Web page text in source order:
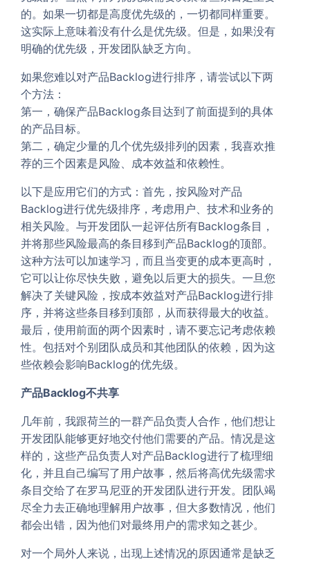
的。如果一切都是高度优先级的，一切都同样重要。
这实际上意味着没有什么是优先级。但是，如果没有
明确的优先级，开发团队缺乏方向。
如果您难以对产品Backlog进行排序，请尝试以下两
个方法：
第一，确保产品Backlog条目达到了前面提到的具体
的产品目标。
第二，确定少量的几个优先级排列的因素，我喜欢推
荐的三个因素是风险、成本效益和依赖性。
以下是应用它们的方式：首先，按风险对产品
Backlog进行优先级排序，考虑用户、技术和业务的
相关风险。与开发团队一起评估所有Backlog条目，
并将那些风险最高的条目移到产品Backlog的顶部。
这种方法可以加速学习，而且当变更的成本更高时，
它可以让你尽快失败，避免以后更大的损失。一旦您
解决了关键风险，按成本效益对产品Backlog进行排
序，并将这些条目移到顶部，从而获得最大的收益。
最后，使用前面的两个因素时，请不要忘记考虑依赖
性。包括对个别团队成员和其他团队的依赖，因为这
些依赖会影响Backlog的优先级。
产品Backlog不共享
几年前，我跟荷兰的一群产品负责人合作，他们想让
开发团队能够更好地交付他们需要的产品。情况是这
样的，这些产品负责人对产品Backlog进行了梳理细
化，并且自己编写了用户故事，然后将高优先级需求
条目交给了在罗马尼亚的开发团队进行开发。团队竭
尽全力去正确地理解用户故事，但大多数情况，他们
都会出错，因为他们对最终用户的需求知之甚少。
对一个局外人来说，出现上述情况的原因通常是缺乏